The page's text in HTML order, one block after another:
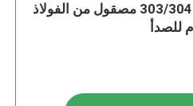
للصدأ 303/304 مصقول من الفولاذ
للصدأ